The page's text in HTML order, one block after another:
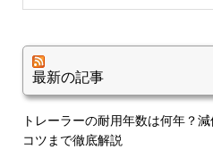
最新の記事
トレーラーの耐用年数は何年？
コツまで徹底解説